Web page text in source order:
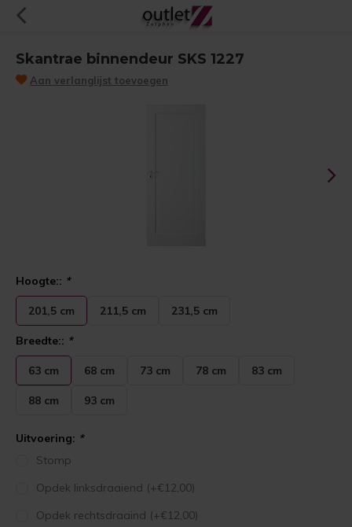
Skantrae binnendeur SKS 1227
Aan verlanglijst toevoegen
Hoogte:: *
201,5 cm 211,5 cm 231,5 cm
Breedte:: *
63 cm 68 cm 73 cm 78 cm 83 cm
88 cm 93 cm
Uitvoering: *
Stomp
Opdek linksdraaiend (+€12,00)
Opdek rechtsdraaind (+€12,00)